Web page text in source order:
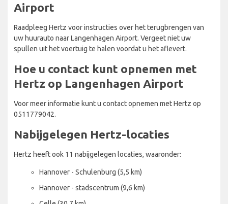
Airport
Raadpleeg Hertz voor instructies over het terugbrengen van
uw huurauto naar Langenhagen Airport. Vergeet niet uw
spullen uit het voertuig te halen voordat u het aflevert.
Hoe u contact kunt opnemen met
Hertz op Langenhagen Airport
Voor meer informatie kunt u contact opnemen met Hertz op
0511779042.
Nabijgelegen Hertz-locaties
Hertz heeft ook 11 nabijgelegen locaties, waaronder:
Hannover - Schulenburg (5,5 km)
Hannover - stadscentrum (9,6 km)